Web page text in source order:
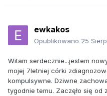
ewkakos
Opublikowano 25
Witam serdecznie...jestem
mojej 7letniej córki
kompulsywne. Dziwne
tygodnie temu. Zaczęło się od